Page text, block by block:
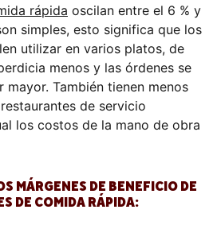
rápida oscilan entre el 6 % y
simples, esto significa que los
utilizar en varios platos, de
menos y las órdenes se
mayor. También tienen menos
de servicio
los costos de la mano de obra
MÁRGENES DE BENEFICIO DE
DE COMIDA RÁPIDA: